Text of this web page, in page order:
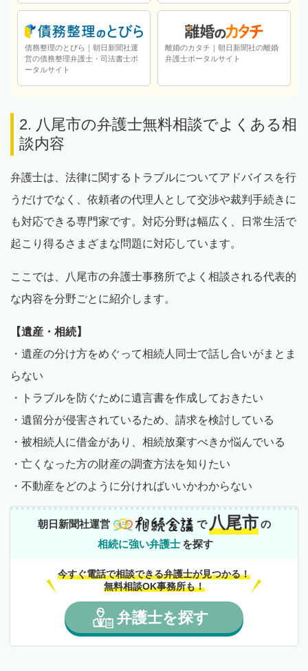
債務整理のとびら｜朝日新聞社運
営の債務整理弁護士・司法書士ポ
ータルサイト
離婚のカタチ｜朝日新聞社の離婚
弁護士ポータルサイト
2. 八尾市の弁護士無料相談でよくある相
談内容
弁護士は、法律に関するトラブルについてアドバイスを行
うだけでなく、依頼者の代理人として交渉や裁判手続きに
も対応できる専門家です。対応分野は幅広く、日常生活で
起こり得るさまざまな問題に対応しています。
ここでは、八尾市の弁護士事務所でよく相談される代表的
な内容を分野ごとに紹介します。
【遺産・相続】
・遺産の分け方をめぐって相続人同士で話し合いがまとま
らない
・トラブルを防ぐために遺言書を作成しておきたい
・遺留分が侵害されているため、請求を検討している
・被相続人に借金があり、相続放棄すべきか悩んでいる
・亡くなった方の財産の調査方法を知りたい
・不動産をどのように分ければいいかわからない
朝日新聞社運営 で 八尾市 の
相続に強い弁護士 を探す
今すぐ電話で相談できる弁護士が見つかる！
無料相談OK事務所も！
弁護士を探す